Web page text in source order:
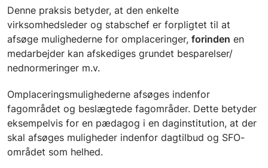
Denne praksis betyder, at den enkelte
virksomhedsleder og stabschef er forpligtet til at
afsøge mulighederne for omplaceringer, forinden en
medarbejder kan afskediges grundet besparelser/
nednormeringer m.v.
Omplaceringsmulighederne afsøges indenfor
fagområdet og beslægtede fagområder. Dette betyder
eksempelvis for en pædagog i en daginstitution, at der
skal afsøges muligheder indenfor dagtilbud og SFO-
området som helhed.